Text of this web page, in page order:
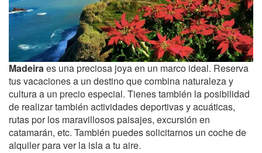
Madeiraes una preciosa joya en un marco ideal. Reserva
tus vacaciones a un destino que combina naturaleza y
cultura a un precio especial. Tienes también la posibilidad
de realizar también actividades deportivas y acuáticas,
rutas por los maravillosos paisajes, excursión en
catamarán, etc. También puedes solicitarnos un coche de
alquiler para ver la isla a tu aire.